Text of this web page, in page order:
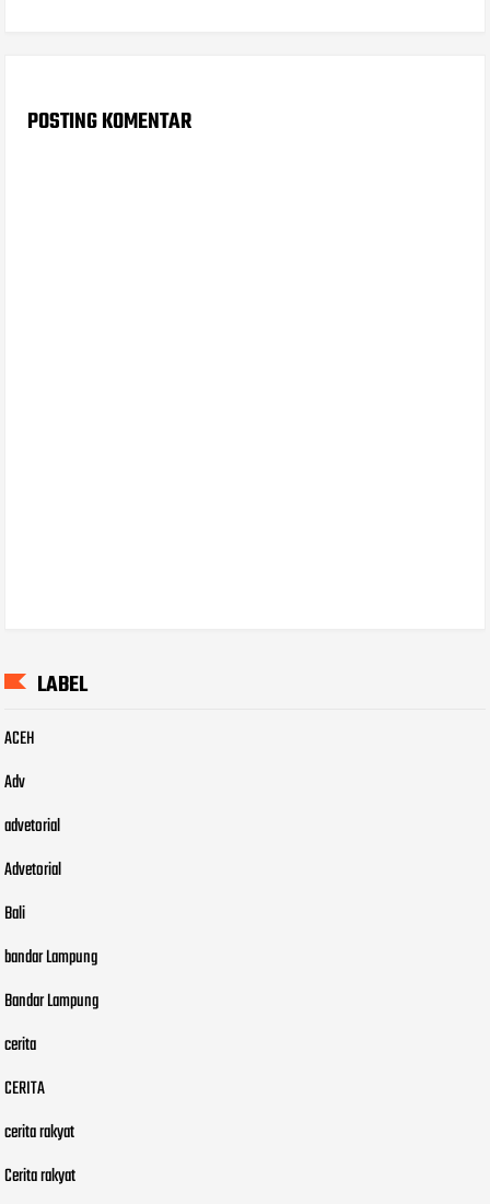
POSTING KOMENTAR
LABEL
ACEH
Adv
advetorial
Advetorial
Bali
bandar Lampung
Bandar Lampung
cerita
CERITA
cerita rakyat
Cerita rakyat